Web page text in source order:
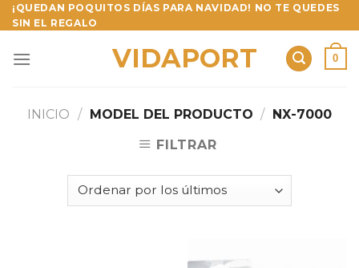
Skip
to
¡QUEDAN POQUITOS DÍAS PARA NAVIDAD! NO TE QUEDES
SIN EL REGALO
VIDAPORT 0
INICIO / MODEL DEL PRODUCTO / NX-7000
FILTRAR